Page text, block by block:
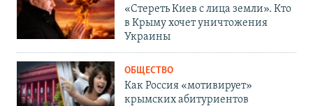
«Стереть Киев с лица земли». Кто
в Крыму хочет уничтожения
Украины
ОБЩЕСТВО
Как Россия «мотивирует»
крымских абитуриентов